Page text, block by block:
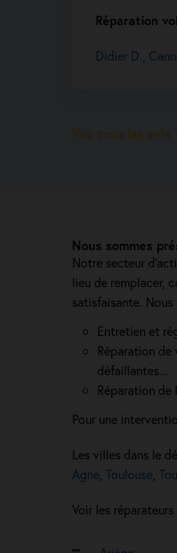
Nous sommes
Notre secteur
lieu de remplacer,
satisfaisante.
Entretien et
Réparation
défaillantes...
Réparation
Pour une
Les villes dans le
Agne Toulouse
Voir les
Réparation
Didier D.,
Voir tous les avis